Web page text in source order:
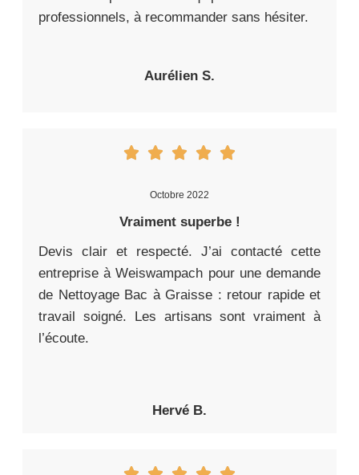
professionnels, à recommander sans hésiter.
Aurélien S.
Octobre 2022
Vraiment superbe !
Devis clair et respecté. J’ai contacté cette
entreprise à Weiswampach pour une demande
de Nettoyage Bac à Graisse : retour rapide et
travail soigné. Les artisans sont vraiment à
l’écoute.
Hervé B.